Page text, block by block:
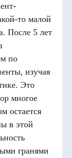
то малой
После 5 лет
по
изучая
Это
многое
остается
в этой
гранями